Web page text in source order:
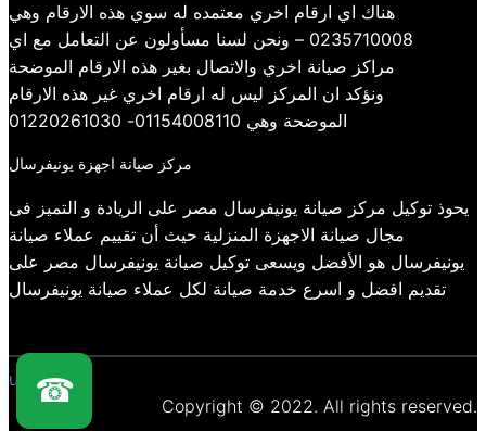
هناك اي ارقام اخري معتمده له سوي هذه الارقام وهي
0235710008 – ونحن لسنا مسأولون عن التعامل مع اي
مراكز صيانة اخري والاتصال بغير هذه الارقام الموضحة
ونؤكد ان المركز ليس له ارقام اخري غير هذه الارقام
الموضحة وهي 01154008110- 01220261030
مركز صيانة اجهزة يونيفرسال
يحوذ توكيل مركز صيانة يونيفرسال مصر على الريادة و التميز فى
مجال صيانة الاجهزة المنزلية حيث أن تقييم عملاء صيانة
يونيفرسال هو الأفضل ويسعى توكيل صيانة يونيفرسال مصر على
تقديم افضل و اسرع خدمة صيانة لكل عملاء صيانة يونيفرسال
universal
Copyright © 2022. All rights reserved.
☎